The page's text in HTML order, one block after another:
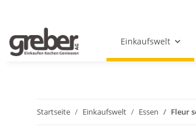
Einkaufswelt
Startseite Einkaufswelt Essen Fleur